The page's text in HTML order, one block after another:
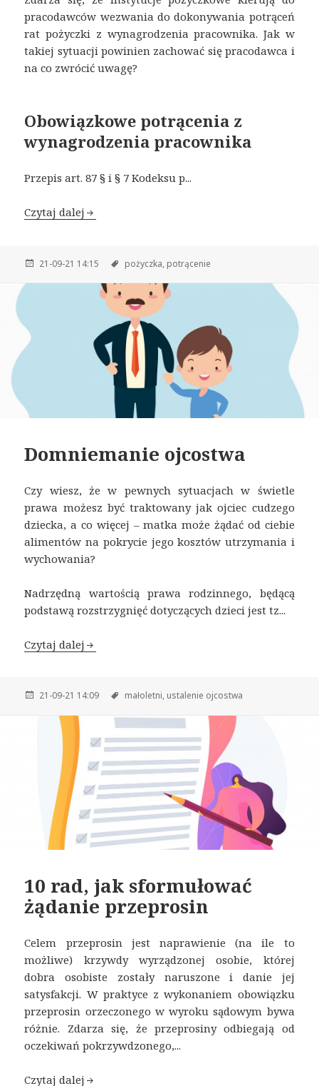
pracodawców wezwania do dokonywania potrąceń
rat pożyczki z wynagrodzenia pracownika. Jak w
takiej sytuacji powinien zachować się pracodawca i
na co zwrócić uwagę?
Obowiązkowe potrącenia z
wynagrodzenia pracownika
Przepis art. 87 § i § 7 Kodeksu p...
Czytaj dalej
21-09-21 14:15 pożyczka, potrącenie
Domniemanie ojcostwa
Czy wiesz, że w pewnych sytuacjach w świetle
prawa możesz być traktowany jak ojciec cudzego
dziecka, a co więcej – matka może żądać od ciebie
alimentów na pokrycie jego kosztów utrzymania i
wychowania?
Nadrzędną wartością prawa rodzinnego, będącą
podstawą rozstrzygnięć dotyczących dzieci jest tz...
Czytaj dalej
21-09-21 14:09 małoletni, ustalenie ojcostwa
10 rad, jak sformułować
żądanie przeprosin
Celem przeprosin jest naprawienie (na ile to
możliwe) krzywdy wyrządzonej osobie, której
dobra osobiste zostały naruszone i danie jej
satysfakcji. W praktyce z wykonaniem obowiązku
przeprosin orzeczonego w wyroku sądowym bywa
różnie. Zdarza się, że przeprosiny odbiegają od
oczekiwań pokrzywdzonego,...
Czytaj dalej